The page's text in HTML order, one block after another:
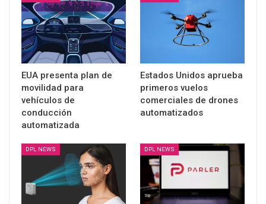
EUA presenta plan de
movilidad para
vehículos de
conducción
automatizada
Estados Unidos aprueba
primeros vuelos
comerciales de drones
automatizados
DPL NEWS DPL NEWS